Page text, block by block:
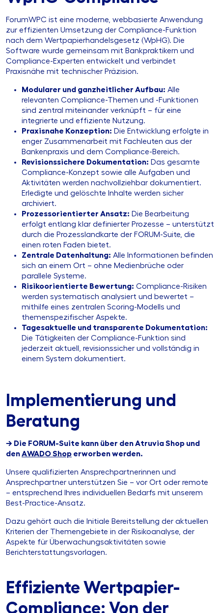
ForumWPC ist eine moderne, webbasierte Anwendung
zur effizienten Umsetzung der Compliance-Funktion
nach dem Wertpapierhandelsgesetz (WpHG). Die
Software wurde gemeinsam mit Bankpraktikern und
Compliance-Experten entwickelt und verbindet
Praxisnähe mit technischer Präzision.
Modularer und ganzheitlicher Aufbau: Alle
relevanten Compliance-Themen und -Funktionen
sind zentral miteinander verknüpft – für eine
integrierte und effiziente Nutzung.
Praxisnahe Konzeption: Die Entwicklung erfolgte in
enger Zusammenarbeit mit Fachleuten aus der
Bankenpraxis und dem Compliance-Bereich.
Revisionssichere Dokumentation: Das gesamte
Compliance-Konzept sowie alle Aufgaben und
Aktivitäten werden nachvollziehbar dokumentiert.
Erledigte und gelöschte Inhalte werden sicher
archiviert.
Prozessorientierter Ansatz: Die Bearbeitung
erfolgt entlang klar definierter Prozesse – unterstützt
durch die Prozesslandkarte der FORUM-Suite, die
einen roten Faden bietet.
Zentrale Datenhaltung: Alle Informationen befinden
sich an einem Ort – ohne Medienbrüche oder
parallele Systeme.
Risikoorientierte Bewertung: Compliance-Risiken
werden systematisch analysiert und bewertet –
mithilfe eines zentralen Scoring-Modells und
themenspezifischer Aspekte.
Tagesaktuelle und transparente Dokumentation:
Die Tätigkeiten der Compliance-Funktion sind
jederzeit aktuell, revisionssicher und vollständig in
einem System dokumentiert.
Implementierung und
Beratung
→ Die FORUM-Suite kann über den Atruvia Shop und
denAWADO Shop erworben werden.
Unsere qualifizierten Ansprechpartnerinnen und
Ansprechpartner unterstützen Sie – vor Ort oder remote
– entsprechend Ihres individuellen Bedarfs mit unserem
Best-Practice-Ansatz.
Dazu gehört auch die Initiale Bereitstellung der aktuellen
Kriterien der Themengebiete in der Risikoanalyse, der
Aspekte für Überwachungsaktivitäten sowie
Berichterstattungsvorlagen.
Effiziente Wertpapier-
Compliance: Von der